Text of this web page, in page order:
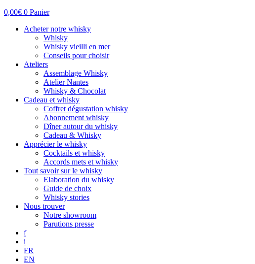
0,00€ 0 Panier
Acheter notre whisky
Whisky
Whisky vieilli en mer
Conseils pour choisir
Ateliers
Assemblage Whisky
Atelier Nantes
Whisky & Chocolat
Cadeau et whisky
Coffret dégustation whisky
Abonnement whisky
Dîner autour du whisky
Cadeau & Whisky
Apprécier le whisky
Cocktails et whisky
Accords mets et whisky
Tout savoir sur le whisky
Elaboration du whisky
Guide de choix
Whisky stories
Nous trouver
Notre showroom
Parutions presse
f
i
FR
EN